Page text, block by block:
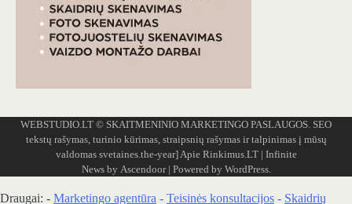
WEBSTUDIO.LT © SKAITMENINIO MARKETINGO PASLAUGOS. SEO
tekstų rašymas, turinio kūrimas, straipsnių rašymas ir talpinimas į mūsų
valdomas svetaines.the-year] Apie Rinkimus.LT| Infinite
News by Ascendoor| Powered by WordPress.
Draugai: - Marketingo agentūra - Teisinės konsultacijos - Skaidrių